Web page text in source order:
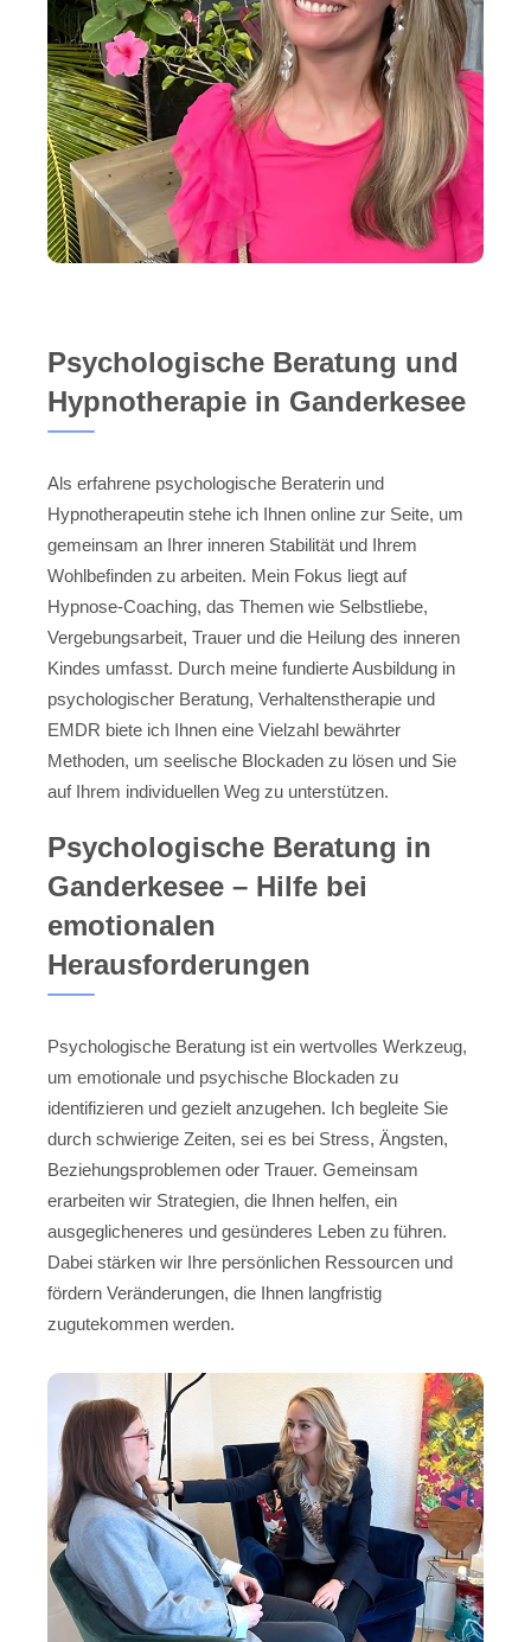
Psychologische Beratung und
Hypnotherapie in Ganderkesee
Als erfahrene psychologische Beraterin und
Hypnotherapeutin stehe ich Ihnen online zur Seite, um
gemeinsam an Ihrer inneren Stabilität und Ihrem
Wohlbefinden zu arbeiten. Mein Fokus liegt auf
Hypnose-Coaching, das Themen wie Selbstliebe,
Vergebungsarbeit, Trauer und die Heilung des inneren
Kindes umfasst. Durch meine fundierte Ausbildung in
psychologischer Beratung, Verhaltenstherapie und
EMDR biete ich Ihnen eine Vielzahl bewährter
Methoden, um seelische Blockaden zu lösen und Sie
auf Ihrem individuellen Weg zu unterstützen.
Psychologische Beratung in
Ganderkesee – Hilfe bei
emotionalen
Herausforderungen
Psychologische Beratung ist ein wertvolles Werkzeug,
um emotionale und psychische Blockaden zu
identifizieren und gezielt anzugehen. Ich begleite Sie
durch schwierige Zeiten, sei es bei Stress, Ängsten,
Beziehungsproblemen oder Trauer. Gemeinsam
erarbeiten wir Strategien, die Ihnen helfen, ein
ausgeglicheneres und gesünderes Leben zu führen.
Dabei stärken wir Ihre persönlichen Ressourcen und
fördern Veränderungen, die Ihnen langfristig
zugutekommen werden.